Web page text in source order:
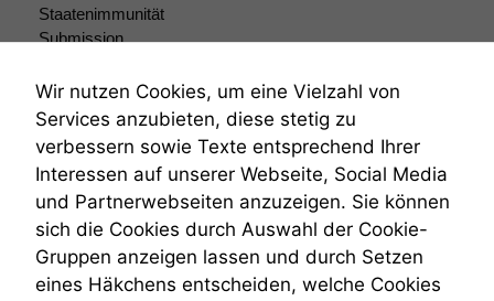
Staatenimmunität
Submission
Teilungsklage
Venezuela
VRK
Wiederherstellungsanordnung
Zivilprozessordnung
ZPO
Zustellfiktion
Zuständigkeit
Öffentliches Personalrecht
Wir nutzen Cookies, um eine Vielzahl von
Services anzubieten, diese stetig zu
verbessern sowie Texte entsprechend Ihrer
Interessen auf unserer Webseite, Social Media
und Partnerwebseiten anzuzeigen. Sie können
sich die Cookies durch Auswahl der Cookie-
Gruppen anzeigen lassen und durch Setzen
eines Häkchens entscheiden, welche Cookies
Funktionalität
Funktionen auf
dieser Website
sind optional.
Wenn Sie
diese Option
deaktivieren,
kann die
Website nicht
zu 100%
funktionieren.